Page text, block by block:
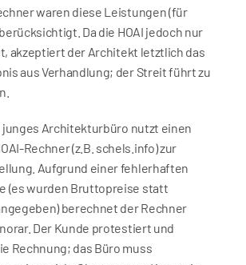
waren diese Leistungen (für
berücksichtigt. Da die HOAI jedoch nur
akzeptiert der Architekt letztlich das
aus Verhandlung; der Streit führt zu
junges Architekturbüro nutzt einen
Rechner (z.B. schels.info) zur
Aufgrund einer fehlerhaften
(es wurden Bruttopreise statt
berechnet der Rechner
Der Kunde protestiert und
Rechnung; das Büro muss